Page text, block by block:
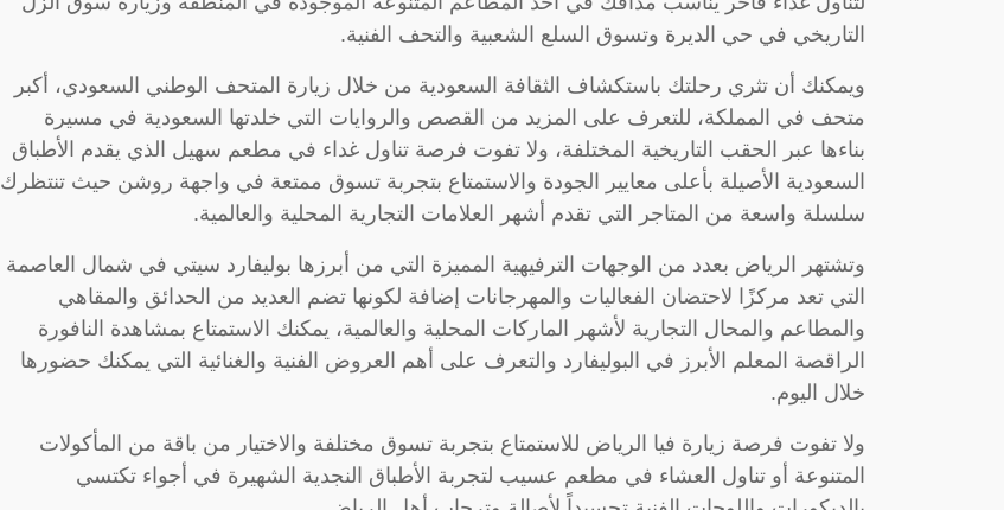
التاريخي في حي الديرة وتسوق السلع الشعبية والتحف الفنية.
ويمكنك أن تثري رحلتك باستكشاف الثقافة السعودية من خلال زيارة المتحف الوطني السعودي، أكبر
متحف في المملكة، للتعرف على المزيد من القصص والروايات التي خلدتها السعودية في مسيرة
بناءها عبر الحقب التاريخية المختلفة، ولا تفوت فرصة تناول غداء في مطعم سهيل الذي يقدم الأطباق
السعودية الأصيلة بأعلى معايير الجودة والاستمتاع بتجربة تسوق ممتعة في واجهة روشن حيث تنتظرك
سلسلة واسعة من المتاجر التي تقدم أشهر العلامات التجارية المحلية والعالمية.
وتشتهر الرياض بعدد من الوجهات الترفيهية المميزة التي من أبرزها بوليفارد سيتي في شمال العاصمة
التي تعد مركزًا لاحتضان الفعاليات والمهرجانات إضافة لكونها تضم العديد من الحدائق والمقاهي
والمطاعم والمحال التجارية لأشهر الماركات المحلية والعالمية، يمكنك الاستمتاع بمشاهدة النافورة
الراقصة المعلم الأبرز في البوليفارد والتعرف على أهم العروض الفنية والغنائية التي يمكنك حضورها
خلال اليوم.
ولا تفوت فرصة زيارة فيا الرياض للاستمتاع بتجربة تسوق مختلفة والاختيار من باقة من المأكولات
المتنوعة أو تناول العشاء في مطعم عسيب لتجربة الأطباق النجدية الشهيرة في أجواء تكتسي